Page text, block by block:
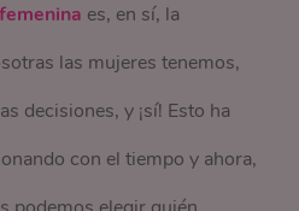
es, en sí, la
las mujeres tenemos,
decisiones, y ¡sí! Esto ha
con el tiempo y ahora,